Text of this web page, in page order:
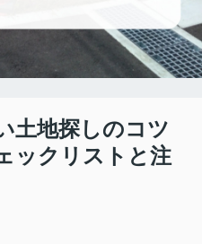
土地探しのコツ
ックリストと注